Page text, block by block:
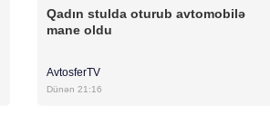
Qadın stulda oturub avtomobilə
mane oldu
AvtosferTV
Dünən 21:16